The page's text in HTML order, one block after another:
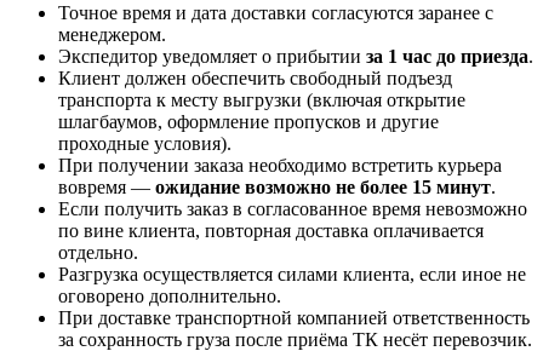
Точное время и дата доставки согласуются заранее с
менеджером.
Экспедитор уведомляет о прибытии за 1 час до приезда.
Клиент должен обеспечить свободный подъезд
транспорта к месту выгрузки (включая открытие
шлагбаумов, оформление пропусков и другие
проходные условия).
При получении заказа необходимо встретить курьера
вовремя — ожидание возможно не более 15 минут.
Если получить заказ в согласованное время невозможно
по вине клиента, повторная доставка оплачивается
отдельно.
Разгрузка осуществляется силами клиента, если иное не
оговорено дополнительно.
При доставке транспортной компанией ответственность
за сохранность груза после приёма ТК несёт перевозчик.